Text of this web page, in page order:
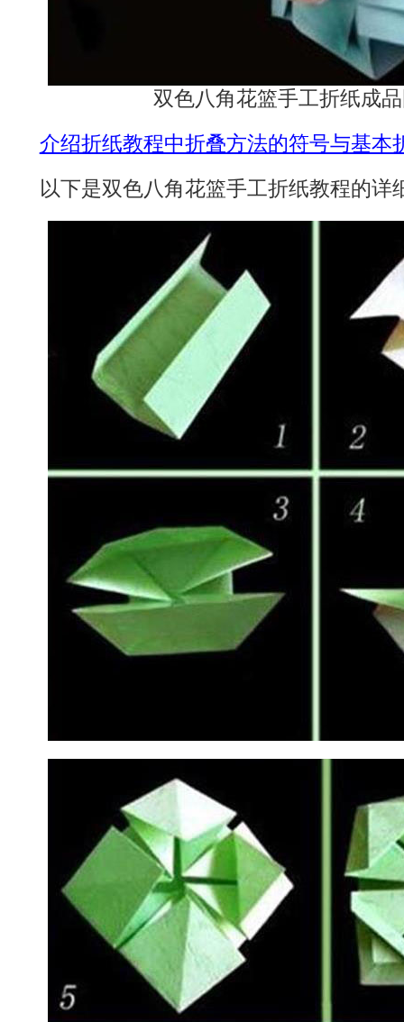
双色八角花篮手工折纸成
介绍折纸教程中折叠方法的符号与基本
以下是双色八角花篮手工折纸教程的详